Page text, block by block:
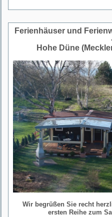
Ferienhäuser und
Hohe Düne
Wir begrüßen Sie recht
ersten Reihe zum